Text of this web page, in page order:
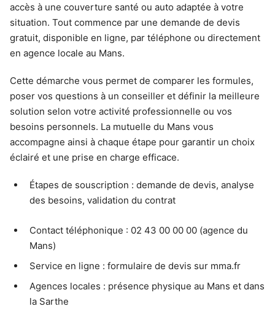
accès à une couverture santé ou auto adaptée à votre
situation. Tout commence par une demande de devis
gratuit, disponible en ligne, par téléphone ou directement
en agence locale au Mans.
Cette démarche vous permet de comparer les formules,
poser vos questions à un conseiller et définir la meilleure
solution selon votre activité professionnelle ou vos
besoins personnels. La mutuelle du Mans vous
accompagne ainsi à chaque étape pour garantir un choix
éclairé et une prise en charge efficace.
Étapes de souscription : demande de devis, analyse
des besoins, validation du contrat
Contact téléphonique : 02 43 00 00 00 (agence du
Mans)
Service en ligne : formulaire de devis sur mma.fr
Agences locales : présence physique au Mans et dans
la Sarthe